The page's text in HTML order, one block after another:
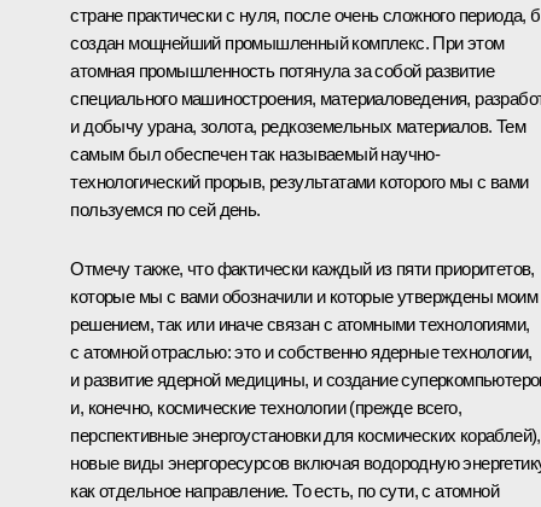
стране практически с нуля, после очень сложного периода,
создан мощнейший промышленный комплекс. При этом
атомная промышленность потянула за собой развитие
специального машиностроения, материаловедения,
и добычу урана, золота, редкоземельных материалов. Тем
самым был обеспечен так называемый научно-
технологический прорыв, результатами которого мы с вами
пользуемся по сей день.
Отмечу также, что фактически каждый из пяти приоритетов,
которые мы с вами обозначили и которые утверждены моим
решением, так или иначе связан с атомными технологиями,
с атомной отраслью: это и собственно ядерные технологии,
и развитие ядерной медицины, и создание
и, конечно, космические технологии (прежде всего,
перспективные энергоустановки для космических кораблей),
новые виды энергоресурсов включая водородную
как отдельное направление. То есть, по сути, с атомной